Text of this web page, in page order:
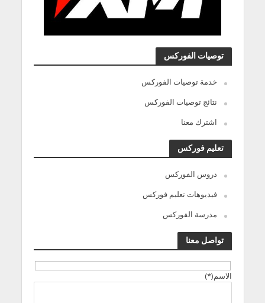
توصيات الفوركس
خدمة توصيات الفوركس
نتائج توصيات الفوركس
اشترك معنا
تعليم فوركس
دروس الفوركس
فيديوهات تعليم فوركس
مدرسة الفوركس
تواصل معنا
الاسم(*)